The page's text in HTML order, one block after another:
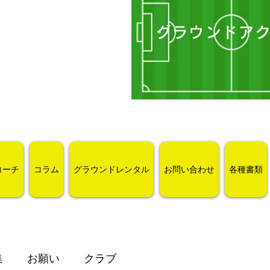
グラウンドア
ーチ コラム グラウンドレンタル お問い合わせ 各種書類
お願い クラブ